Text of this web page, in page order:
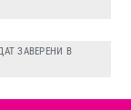
ЗАВЕРЕНИ В